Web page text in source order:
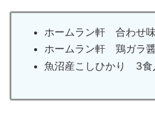
ホームラン軒 合わせ
ホームラン軒 鶏ガラ
魚沼産こしひかり 3食